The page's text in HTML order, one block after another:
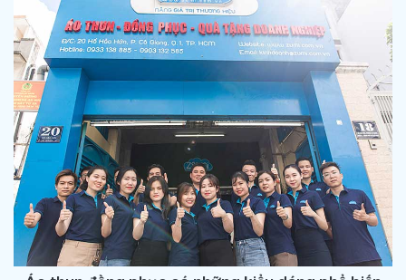
các doanh nghiệp ưu tiên lựa chọn với mục đích quảng
cáo thương hiệu cực kì hiệu quả.